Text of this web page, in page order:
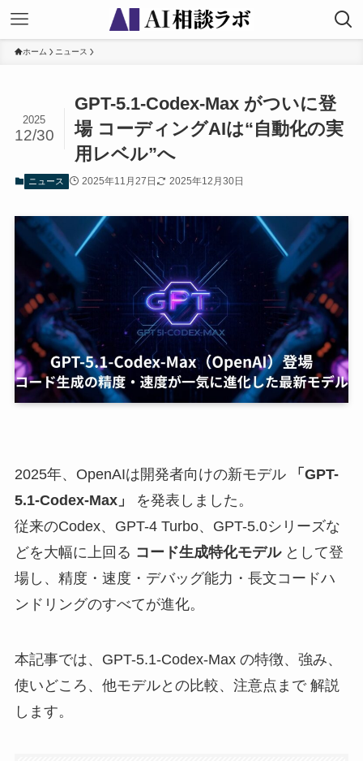
ホーム ニュース
GPT-5.1-Codex-Max がついに登
場 コーディングAIは“自動化の実
用レベル”へ
2025
12/30
ニュース 2025年11月27日 2025年12月30日
2025年、OpenAIは開発者向けの新モデル
「GPT-
5.1-Codex-Max」
を発表しました。
従来のCodex、GPT-4 Turbo、GPT-5.0シリーズな
どを大幅に上回る コード生成特化モデルとして登
場し、精度・速度・デバッグ能力・長文コードハ
ンドリングのすべてが進化。
本記事では、GPT-5.1-Codex-Max の特徴、強み、
使いどころ、他モデルとの比較、注意点まで 解説
します。